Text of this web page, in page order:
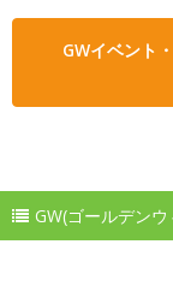
GWイベント
GW(ゴールデン